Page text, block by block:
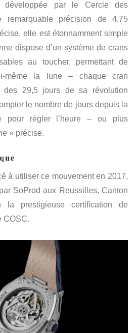
par le Cercle des
remarquable précision de 4,75
elle est étonnamment simple
dispose d’un système de crans
au toucher, permettant de
même la lune – chaque cran
29,5 jours de sa révolution
le nombre de jours depuis la
pour régler l’heure – ou plus
» précise.
à utiliser ce mouvement en 2017,
SoProd aux Reussilles, Canton
prestigieuse certification de
COSC.